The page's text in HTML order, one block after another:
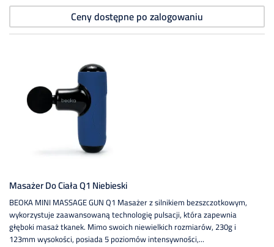
Ceny dostępne po zalogowaniu
Masażer Do Ciała Q1 Niebieski
BEOKA MINI MASSAGE GUN Q1 Masażer z silnikiem bezszczotkowym,
wykorzystuje zaawansowaną technologię pulsacji, która zapewnia
głęboki masaż tkanek. Mimo swoich niewielkich rozmiarów, 230g i
123mm wysokości, posiada 5 poziomów intensywności,...